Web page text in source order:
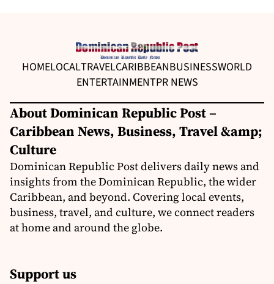
HOMELOCALTRAVELCARIBBEANBUSINESSWORLD
ENTERTAINMENTPR NEWS
About Dominican Republic Post –
Caribbean News, Business, Travel &amp;
Culture
Dominican Republic Post delivers daily news and
insights from the Dominican Republic, the wider
Caribbean, and beyond. Covering local events,
business, travel, and culture, we connect readers
at home and around the globe.
Support us